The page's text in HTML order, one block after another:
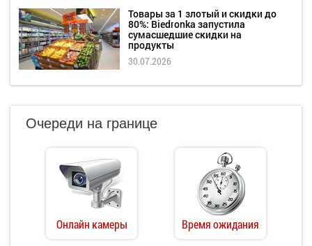
Товары за 1 злотый и скидки до
80%: Biedronka запустила
сумасшедшие скидки на
продукты
30.07.2026
Очереди на границе
Онлайн камеры Время ожидания